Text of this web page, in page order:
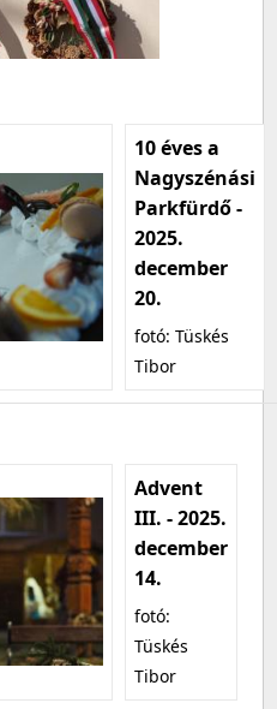
10 éves a
Nagyszénási
Parkfürdő -
2025.
december
20.
fotó: Tüskés
Tibor
Advent
III. - 2025.
december
14.
fotó:
Tüskés
Tibor